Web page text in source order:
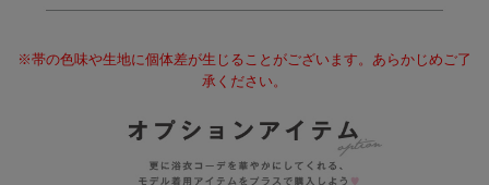
※帯の色味や生地に個体差が生じることがございます。あらかじめご了
承ください。